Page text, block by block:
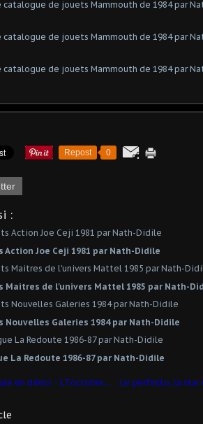
Repost 0
:
Joe Ceji 1981 par Nath-Didile
Maitres de l'univers Mattel 1985 par Nath-
Galeries 1984 par Nath-Didile
La Redoute 1986-87 par Nath-Didile
Les 40 ans de Papa Poule en direct - 17 octobre 2020